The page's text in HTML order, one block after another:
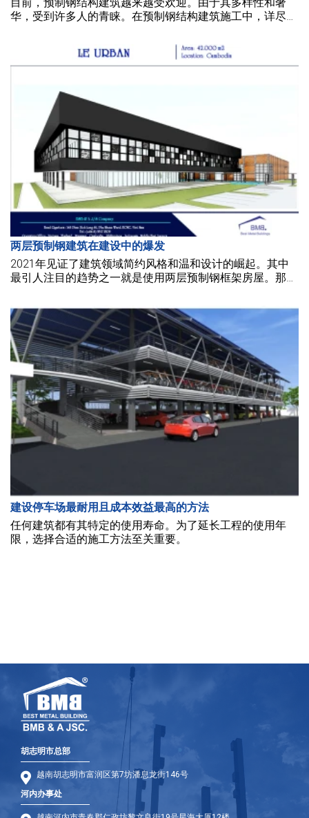
目前，预制钢结构建筑越来越受欢迎。由于其多样性和奢
华，受到许多人的青睐。在预制钢结构建筑施工中，详尽的
两层预制钢建筑在建设中的爆发
2021年见证了建筑领域简约风格和温和设计的崛起。其中
最引人注目的趋势之一就是使用两层预制钢框架房屋。那
探索BMB 钢材，深入了解以下内容。
建设停车场最耐用且成本效益最高的方法
任何建筑都有其特定的使用寿命。为了延长工程的使用年
限，选择合适的施工方法至关重要。
胡志明市总部
越南胡志明市富润区第7坊潘息龙街146号
河内办事处